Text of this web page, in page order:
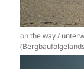
on the way /